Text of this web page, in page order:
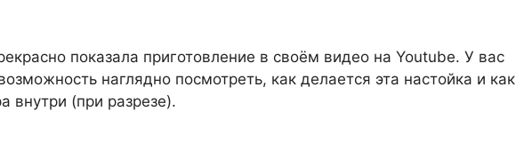
показала приготовление в своём видео на Youtube. У вас
наглядно посмотреть, как делается эта настойка и как
внутри (при разрезе).